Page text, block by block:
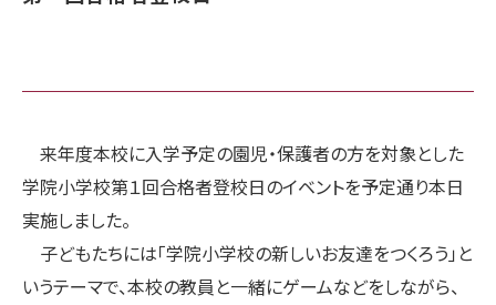
来年度本校に入学予定の園児・保護者の方を対象とした
学院小学校第１回合格者登校日のイベントを予定通り本日
実施しました。
子どもたちには「学院小学校の新しいお友達をつくろう」と
いうテーマで、本校の教員と一緒にゲームなどをしながら、